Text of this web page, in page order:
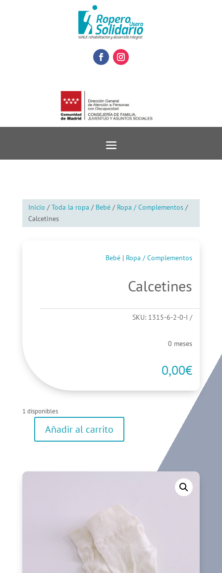
Inicio /Toda la ropa / Bebé/ Ropa / Complementos/
Calcetines
Bebé | Ropa / Complementos
Calcetines
SKU: 1315-6-2-0-I
0 meses
0,00€
1 disponibles
CalcetinesAñadir al carrito